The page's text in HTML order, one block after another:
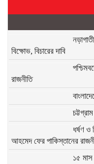
বিক্ষোভ, বিচারের দাবি
রাজনীতি
ধর্ষণ
আহমেদ ফের পাকিস্তানের
১৫ মাস